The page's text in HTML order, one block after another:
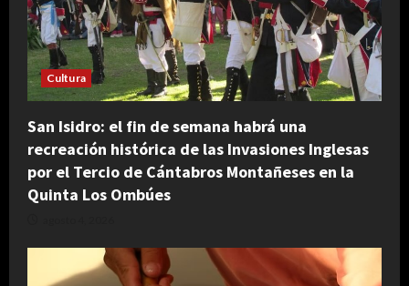
Cultura
San Isidro: el fin de semana habrá una
recreación histórica de las Invasiones Inglesas
por el Tercio de Cántabros Montañeses en la
Quinta Los Ombúes